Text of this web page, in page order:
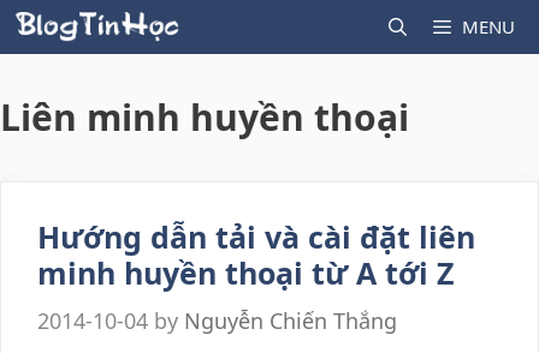
Skip
to
MENU
Liên minh huyền thoại
Hướng dẫn tải và cài đặt liên
minh huyền thoại từ A tới Z
2014-10-04 by Nguyễn Chiến Thắng